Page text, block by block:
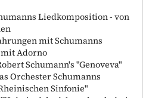
Liedkomposition - von
mit Schumanns
Adorno
Schumann's "Genoveva"
Orchester Schumanns
Sinfonie"